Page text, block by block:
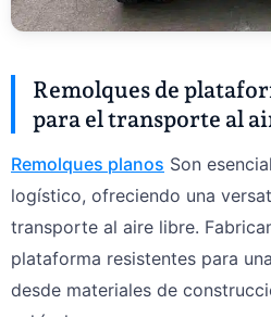
Remolques de
para el transporte al
Remolques planos Son
logístico, ofreciendo una
transporte al aire libre.
plataforma resistentes para
desde materiales de